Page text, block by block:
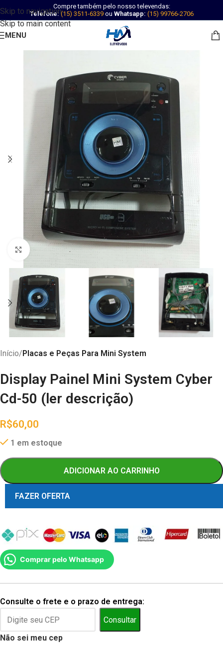
Skip to navigation
Skip to main content
Compre também pelo nosso televendas:
Telefone: (15) 3511-6339ou Whatsapp: (15) 99766-2706
MENU
Abrir imagem
Início Placas e Peças Para Mini System
Display Painel Mini System Cyber
Cd-50 (ler descrição)
R$60,00
1 em estoque
ADICIONAR AO CARRINHO
FAZER OFERTA
Comprar pelo Whatsapp
Consulte o frete e o prazo de entrega:
Consultar
Não sei meu cep